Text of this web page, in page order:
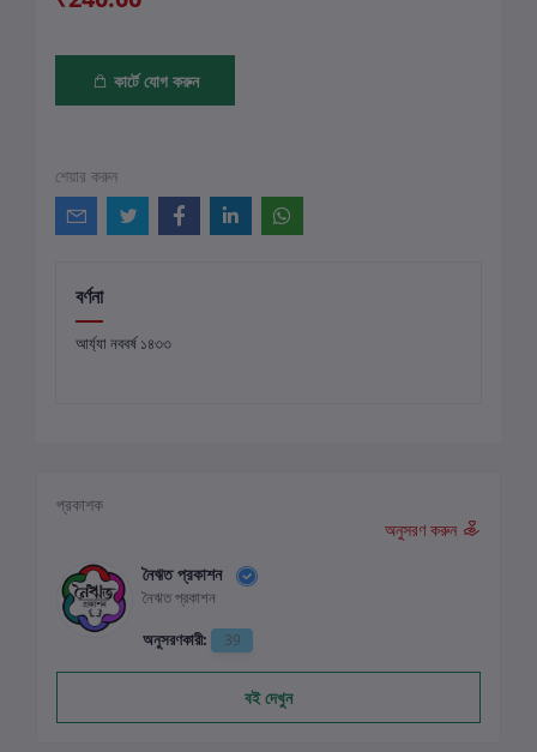
কার্টে যোগ করুন
শেয়ার করুন
বর্ণনা
আর্য্যা নববর্ষ ১৪৩৩
প্রকাশক
অনুসরণ করুন
নৈঋত প্রকাশন
নৈঋত প্রকাশন
অনুসরণকারী:
39
বই দেখুন